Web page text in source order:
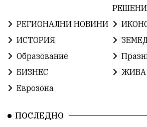
Легенда
ОтровнатаЯбълка
РЕГИОНАЛНИ НОВИНИ
ИСТОРИЯ
Образование
БИЗНЕС
ЖИВА
Еврозона
ПОСЛЕДНО